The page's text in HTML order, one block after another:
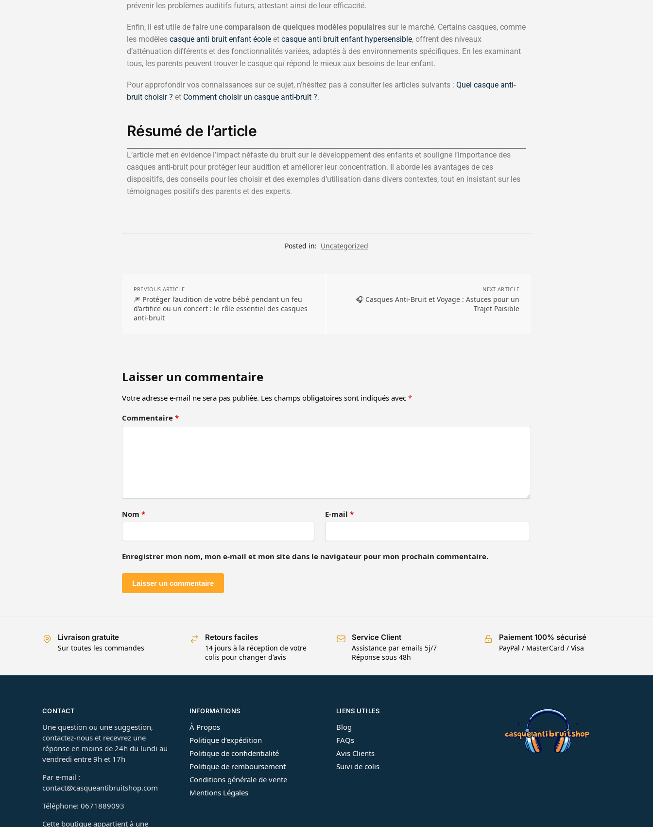
prévenir les problèmes auditifs futurs, attestant ainsi de leur efficacité.
Enfin, il est utile de faire une comparaison de quelques modèles populairessur le marché. Certains casques, comme
les modèlescasque anti bruit enfant écoleet casque anti bruit enfant hypersensible, offrent des niveaux
d’atténuation différents et des fonctionnalités variées, adaptés à des environnements spécifiques. En les examinant
tous, les parents peuvent trouver le casque qui répond le mieux aux besoins de leur enfant.
Pour approfondir vos connaissances sur ce sujet, n’hésitez pas à consulter les articles suivants : Quel casque anti-
bruit choisir ? et Comment choisir un casque anti-bruit ?.
Résumé de l’article
L’article met en évidence l’impact néfaste du bruit sur le développement des enfants et souligne l’importance des
casques anti-bruit pour protéger leur audition et améliorer leur concentration. Il aborde les avantages de ces
dispositifs, des conseils pour les choisir et des exemples d’utilisation dans divers contextes, tout en insistant sur les
témoignages positifs des parents et des experts.
Posted in: Uncategorized
PREVIOUS ARTICLE
🎆 Protéger l’audition de votre bébé pendant un feu
d’artifice ou un concert : le rôle essentiel des casques
anti-bruit
NEXT ARTICLE
🎧 Casques Anti-Bruit et Voyage : Astuces pour un
Trajet Paisible
Laisser un commentaire
Votre adresse e-mail ne sera pas publiée. Les champs obligatoires sont indiqués avec *
Commentaire *
Nom * E-mail*
Enregistrer mon nom, mon e-mail et mon site dans le navigateur pour mon prochain commentaire.
Livraison gratuite
Sur toutes les commandes
Retours faciles
14 jours à la réception de votre
colis pour changer d'avis
Service Client
Assistance par emails 5j/7
Réponse sous 48h
Paiement 100% sécurisé
PayPal / MasterCard / Visa
CONTACT
Une question ou une suggestion,
contactez-nous et recevrez une
réponse en moins de 24h du lundi au
vendredi entre 9h et 17h
Par e-mail :
contact@casqueantibruitshop.com
Téléphone: 0671889093
Cette boutique appartient à une
INFORMATIONS
À Propos
Politique d’expédition
Politique de confidentialité
Politique de remboursement
Conditions générale de vente
Mentions Légales
LIENS UTILES
Blog
FAQs
Avis Clients
Suivi de colis